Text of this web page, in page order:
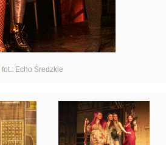
fot.: Echo Średzkie